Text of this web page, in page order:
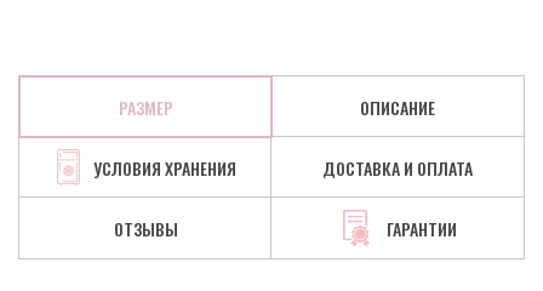
РАЗМЕР ОПИСАНИЕ
УСЛОВИЯ ХРАНЕНИЯ ДОСТАВКА И ОПЛАТА
ОТЗЫВЫ ГАРАНТИИ